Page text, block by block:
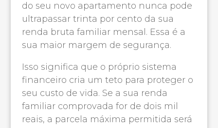
do seu novo apartamento nunca pode
ultrapassar trinta por cento da sua
renda bruta familiar mensal. Essa é a
sua maior margem de segurança.
Isso significa que o próprio sistema
financeiro cria um teto para proteger o
seu custo de vida. Se a sua renda
familiar comprovada for de dois mil
reais, a parcela máxima permitida será